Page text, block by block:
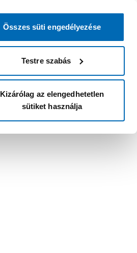
Összes süti engedélyezése
Testre szabás
Kizárólag az elengedhetetlen
sütiket használja